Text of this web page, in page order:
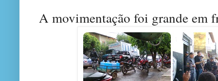
A movimentação foi grande em